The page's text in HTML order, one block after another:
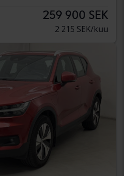
259 900 SEK
2 215 SEK/kuu